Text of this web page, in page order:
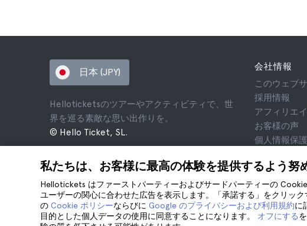
私たちは、お客様に最高の体験を提供するよう努
Hellotickets はファーストパーティーおよびサードパーティーの
ユーザーの関心に合わせた広告を表示します。「承諾する」をクリッ
の Cookie ポリシーならびに Google のプライバシーおよび利用規約に
目的とした個人データの使用に同意することになります。 オフにする
日本 (JPY)
Helloticketsのツアーやアクティビティで、世
界を巡る素敵な思い出作りを。
© Hello Ticket, SL.
会社情報
このウェブ
採用情報
アフィリエ
お客様の声
個人情報保
法律相談
cookie